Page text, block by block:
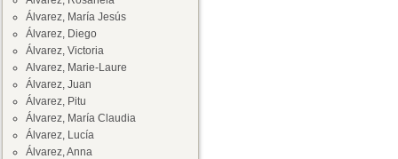
Álvarez, María Jesús
Álvarez, Diego
Álvarez, Victoria
Alvarez, Marie-Laure
Álvarez, Juan
Álvarez, Pitu
Álvarez, María Claudia
Álvarez, Lucía
Álvarez, Anna